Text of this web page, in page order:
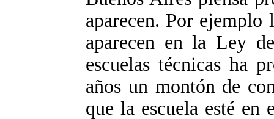
aparecen. Por ejemplo
aparecen en la Ley
escuelas técnicas ha
años un montón de
que la escuela esté en